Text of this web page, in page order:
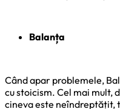
Balanța
Când apar problemele,
cu stoicism. Cel mai mult,
cineva este neîndreptățit,